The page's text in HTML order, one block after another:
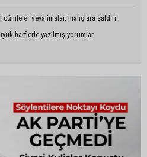
veya imalar, inançlara saldırı
harflerle yazılmış yorumlar